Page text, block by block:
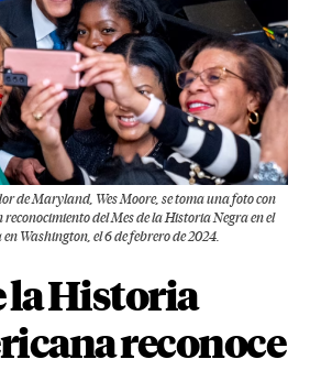
de Maryland, Wes Moore, se toma una foto con
del Mes de la Historia Negra en el
Washington, el 6 de febrero de 2024.
la Historia
reconoce